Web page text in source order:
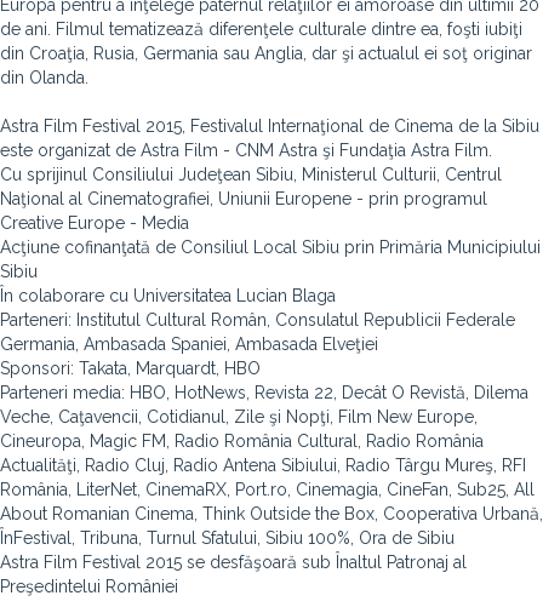
Europa pentru a înţelege paternul relaţiilor ei amoroase din ultimii 20
de ani. Filmul tematizează diferenţele culturale dintre ea, foşti iubiţi
din Croaţia, Rusia, Germania sau Anglia, dar şi actualul ei soţ originar
din Olanda.
Astra Film Festival 2015, Festivalul Internaţional de Cinema de la Sibiu
este organizat de Astra Film - CNM Astra şi Fundaţia Astra Film.
Cu sprijinul Consiliului Judeţean Sibiu, Ministerul Culturii, Centrul
Naţional al Cinematografiei, Uniunii Europene - prin programul
Creative Europe - Media
Acţiune cofinanţată de Consiliul Local Sibiu prin Primăria Municipiului
Sibiu
În colaborare cu Universitatea Lucian Blaga
Parteneri: Institutul Cultural Român, Consulatul Republicii Federale
Germania, Ambasada Spaniei, Ambasada Elveţiei
Sponsori: Takata, Marquardt, HBO
Parteneri media: HBO, HotNews, Revista 22, Decât O Revistă, Dilema
Veche, Caţavencii, Cotidianul, Zile şi Nopţi, Film New Europe,
Cineuropa, Magic FM, Radio România Cultural, Radio România
Actualităţi, Radio Cluj, Radio Antena Sibiului, Radio Târgu Mureş, RFI
România, LiterNet, CinemaRX, Port.ro, Cinemagia, CineFan, Sub25, All
About Romanian Cinema, Think Outside the Box, Cooperativa Urbană,
ÎnFestival, Tribuna, Turnul Sfatului, Sibiu 100%, Ora de Sibiu
Astra Film Festival 2015 se desfăşoară sub Înaltul Patronaj al
Preşedintelui României